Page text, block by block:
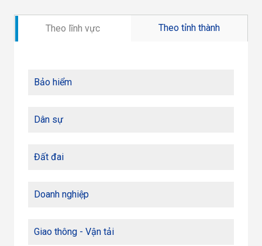
Theo lĩnh vực Theo tỉnh thành
Bảo hiểm
Dân sự
Đất đai
Doanh nghiệp
Giao thông - Vận tải